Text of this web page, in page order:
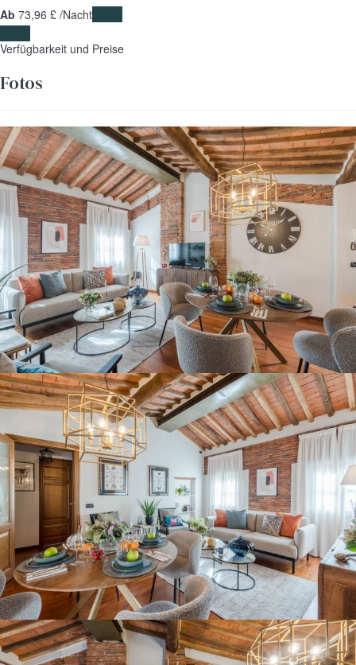
Ab 73,96 £ /Nacht
Verfügbarkeit und Preise
Fotos